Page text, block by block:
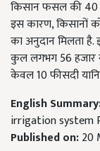
किसान फसल की
इस कारण, किसानों
का अनुदान मिलता
कुल लगभग 56 हजार
केवल 10 फीसदी
English
irrigation system
Published on:20